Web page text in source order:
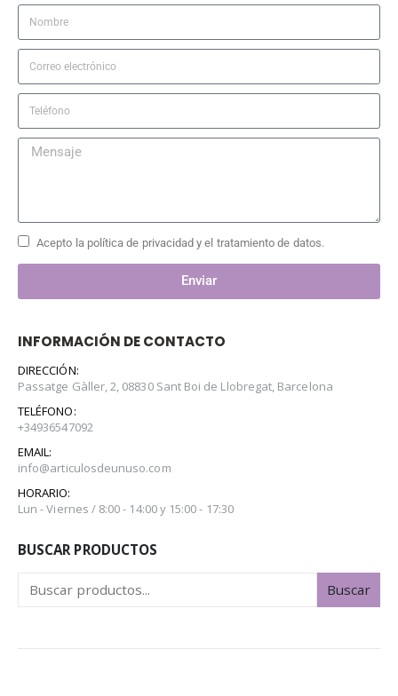
Acepto la política de privacidad y el tratamiento de datos.
Enviar
INFORMACIÓN DE CONTACTO
DIRECCIÓN:
Passatge Gàller, 2, 08830 Sant Boi de Llobregat, Barcelona
TELÉFONO:
+34936547092
EMAIL:
info@articulosdeunuso.com
HORARIO:
Lun - Viernes / 8:00 - 14:00 y 15:00 - 17:30
BUSCAR PRODUCTOS
Buscar